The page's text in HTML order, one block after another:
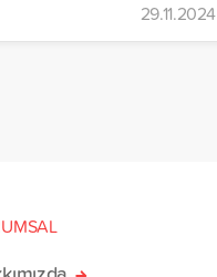
geniş bir eğitim
açıldı.
29.11.2024